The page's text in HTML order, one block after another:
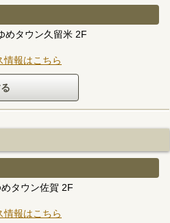
めタウン久留米 2F
情報はこちら
タウン佐賀 2F
情報はこちら